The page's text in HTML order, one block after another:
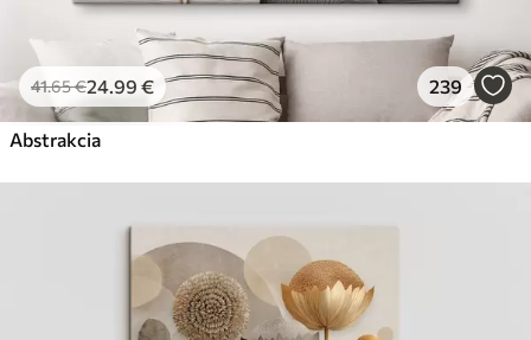
41.65€24.99 € 239
Abstrakcia